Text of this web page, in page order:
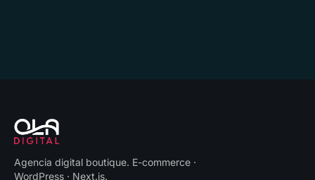
Agencia digital boutique. E-commerce ·
WordPress · Next.js.